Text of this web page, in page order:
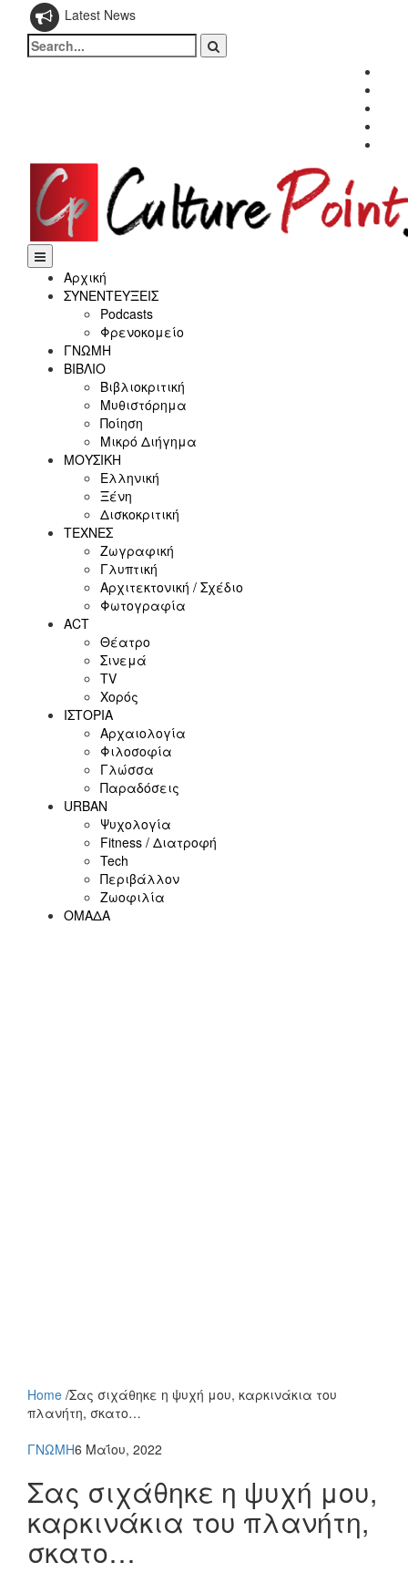
Latest News
Search
for:
Αρχική
ΣΥΝΕΝΤΕΥΞΕΙΣ
Podcasts
Φρενοκομείο
ΓΝΩΜΗ
ΒΙΒΛΙΟ
Βιβλιοκριτική
Μυθιστόρημα
Ποίηση
Μικρό Διήγημα
ΜΟΥΣΙΚΗ
Ελληνική
Ξένη
Δισκοκριτική
ΤΕΧΝΕΣ
Ζωγραφική
Γλυπτική
Αρχιτεκτονική / Σχέδιο
Φωτογραφία
ACT
Θέατρο
Σινεμά
ΤV
Χορός
ΙΣΤΟΡΙΑ
Αρχαιολογία
Φιλοσοφία
Γλώσσα
Παραδόσεις
URBAN
Ψυχολογία
Fitness / Διατροφή
Tech
Περιβάλλον
Ζωοφιλία
ΟΜΑΔΑ
Home /Σας σιχάθηκε η ψυχή μου, καρκινάκια του
πλανήτη, σκατο…
ΓΝΩΜΗ6 Μαΐου, 2022
Σας σιχάθηκε η ψυχή μου,
καρκινάκια του πλανήτη,
σκατο…